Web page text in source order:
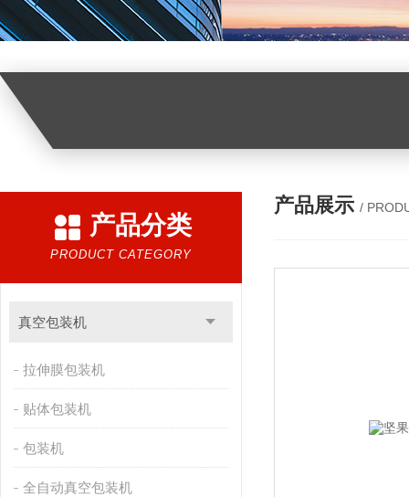
产品分类
PRODUCT CATEGORY
真空包装机
拉伸膜包装机
贴体包装机
包装机
全自动真空包装机
产品展示 /